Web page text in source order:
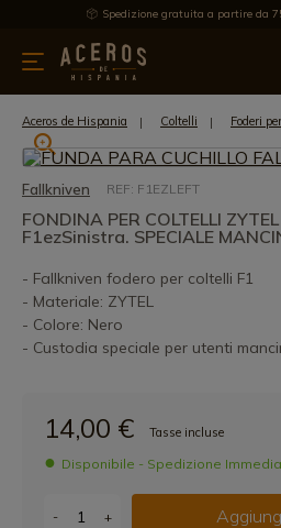
Spedizione gratuita a partire da
cucina Offre Ultime notizie
Aceros de Hispania Coltelli Foderi
Fallkniven REF: F1EZLEFT
FONDINA PER COLTELLI
F1ezSinistra. SPECIALE
- Fallkniven fodero per coltelli F1
- Materiale: ZYTEL
- Colore: Nero
- Custodia speciale per utenti
14,00 € Tasse incluse
Disponibile - Spedizione
- +